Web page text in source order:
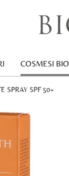
COSMESI BIO
SPRAY SPF 50+